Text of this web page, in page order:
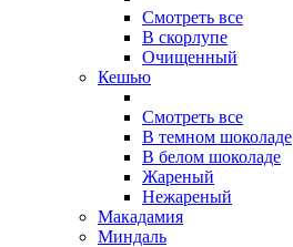
Смотреть все
В скорлупе
Очищенный
Кешью
Смотреть все
В темном шоколаде
В белом шоколаде
Жареный
Нежареный
Макадамия
Миндаль